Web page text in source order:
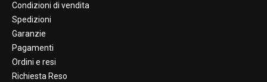
Condizioni di vendita
Spedizioni
Garanzie
Pagamenti
Ordini e resi
Richiesta Reso